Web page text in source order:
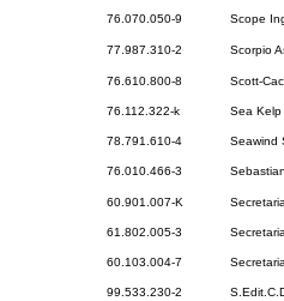
76.070.050-9 Scope
77.987.310-2 Scorpio
76.610.800-8 Scott-
76.112.322-k Sea
78.791.610-4 Seawind
76.010.466-3
60.901.007-K
61.802.005-3
60.103.004-7
99.533.230-2